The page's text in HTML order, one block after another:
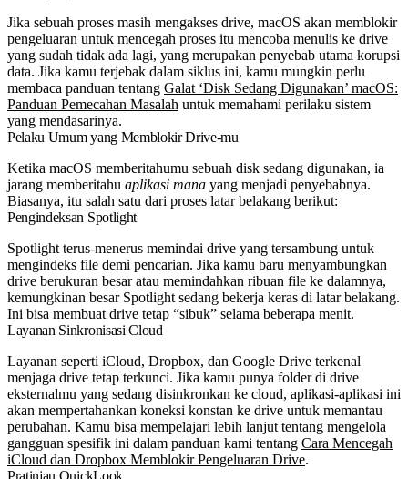
Jika sebuah proses masih mengakses drive, macOS akan memblokir
pengeluaran untuk mencegah proses itu mencoba menulis ke drive
yang sudah tidak ada lagi, yang merupakan penyebab utama korupsi
data. Jika kamu terjebak dalam siklus ini, kamu mungkin perlu
membaca panduan tentang Galat ‘Disk Sedang Digunakan’ macOS:
Panduan Pemecahan Masalah untuk memahami perilaku sistem
yang mendasarinya.
Pelaku Umum yang Memblokir Drive-mu
Ketika macOS memberitahumu sebuah disk sedang digunakan, ia
jarang memberitahu aplikasi mana yang menjadi penyebabnya.
Biasanya, itu salah satu dari proses latar belakang berikut:
Pengindeksan Spotlight
Spotlight terus-menerus memindai drive yang tersambung untuk
mengindeks file demi pencarian. Jika kamu baru menyambungkan
drive berukuran besar atau memindahkan ribuan file ke dalamnya,
kemungkinan besar Spotlight sedang bekerja keras di latar belakang.
Ini bisa membuat drive tetap “sibuk” selama beberapa menit.
Layanan Sinkronisasi Cloud
Layanan seperti iCloud, Dropbox, dan Google Drive terkenal
menjaga drive tetap terkunci. Jika kamu punya folder di drive
eksternalmu yang sedang disinkronkan ke cloud, aplikasi-aplikasi ini
akan mempertahankan koneksi konstan ke drive untuk memantau
perubahan. Kamu bisa mempelajari lebih lanjut tentang mengelola
gangguan spesifik ini dalam panduan kami tentang Cara Mencegah
iCloud dan Dropbox Memblokir Pengeluaran Drive.
Pratinjau QuickLook